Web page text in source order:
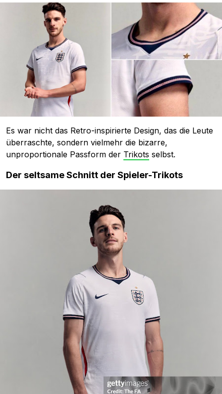
Es war nicht das Retro-inspirierte Design, das die Leute
überraschte, sondern vielmehr die bizarre,
unproportionale Passform der Trikots selbst.
Der seltsame Schnitt der Spieler-Trikots